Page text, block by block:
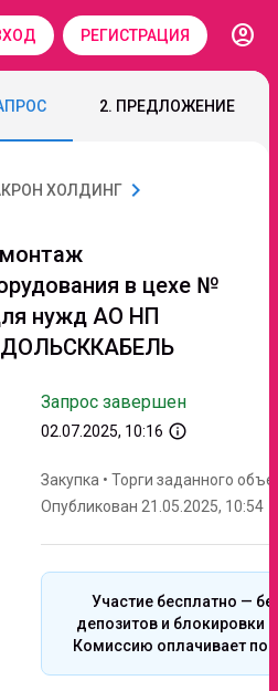
РЕГИСТРАЦИЯ
account_circle
оборудования в цехе №
2. ПРЕДЛОЖЕНИЕ
ХОЛДИНГ chevron_right
в цехе №
нужд АО НП
Запрос завершен
02.07.2025, 10:16 info_outline
Закупка • Торги заданного
Опубликован 21.05.2025, 10:54
Участие бесплатно —
депозитов и блокировки
Комиссию оплачивает